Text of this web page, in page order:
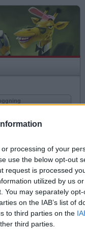
processing of your
use the below opt-out
request is processed
utilized by us
You may separately
on the IAB’s list of
to third parties on the
third parties.
ihåg mig
Glömt ditt lösenord?
Få ny aktiveringslänk
är gratis!